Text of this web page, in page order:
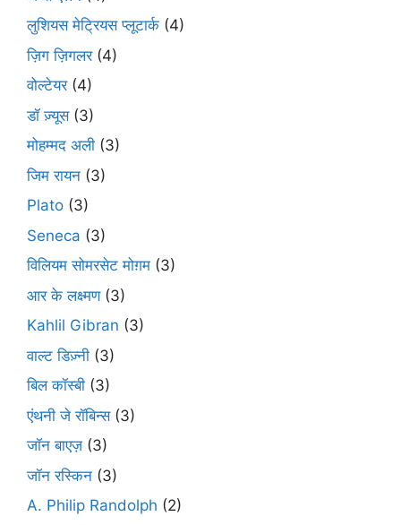
लुशियस मेट्रियस प्लूटार्क (4)
ज़िग ज़िगलर(4)
वोल्टेयर(4)
डॉ ज़्यूस(3)
मोहम्मद अली (3)
जिम रायन (3)
Plato (3)
Seneca (3)
विलियम सोमरसेट मोग़म (3)
आर के लक्ष्मण(3)
Kahlil Gibran (3)
वाल्ट डिज़्नी (3)
बिल कॉस्बी (3)
एंथनी जे रॉबिन्स(3)
जॉन बाएज़ (3)
जॉन रस्किन (3)
A. Philip Randolph (2)